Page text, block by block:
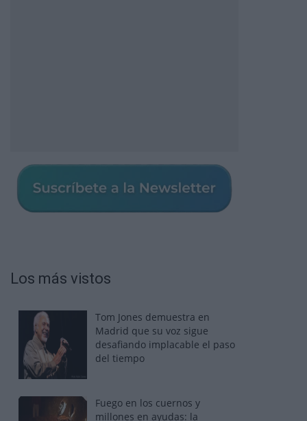
Los más vistos
Tom Jones demuestra en
Madrid que su voz sigue
desafiando implacable el paso
del tiempo
Fuego en los cuernos y
millones en ayudas: la